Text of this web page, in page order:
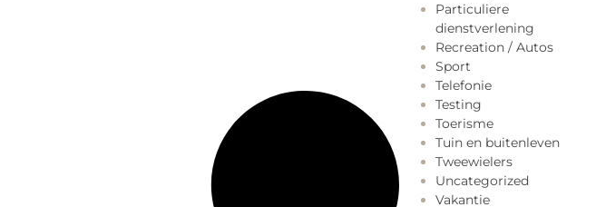
Particuliere
dienstverlening
Recreation / Autos
Sport
Telefonie
Testing
Toerisme
Tuin en buitenleven
Tweewielers
Uncategorized
Vakantie